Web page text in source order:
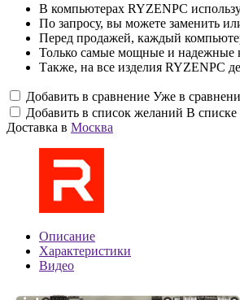
В компьютерах RYZENPC
По запросу, вы можете заменить
Перед продажей, каждый
Только самые мощные и надежные
Также, на все изделия RYZENPC
Добавить в сравнение Уже в
Добавить в список желаний В
Доставка в Москва
Описание
Характеристики
Видео